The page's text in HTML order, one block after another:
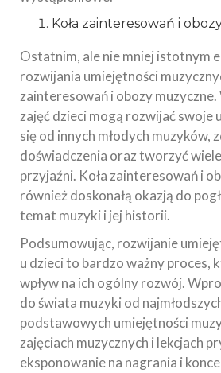
Koła zainteresowań i
Ostatnim, ale nie mniej istotnym
rozwijania umiejętności
zainteresowań i obozy
zajęć dzieci mogą rozwijać swoje
się od innych młodych muzyków,
doświadczenia oraz tworzyć
przyjaźni. Koła zainteresowań i
również doskonałą okazją do
temat muzyki i jej historii.
Podsumowując, rozwijanie
u dzieci to bardzo ważny proces,
wpływ na ich ogólny rozwój.
do świata muzyki od
podstawowych umiejętności
zajęciach muzycznych i lekcjach
eksponowanie na nagrania i